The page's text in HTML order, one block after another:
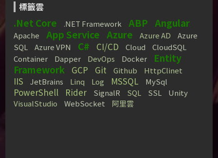
標籤雲
.Net Core .NET Framework ABP Angular
Apache App Service Azure Azure AD
Azure
SQL
Azure VPN C# CI/CD Cloud
CloudSQL
Container
Dapper DevOps Docker
Entity
Framework
GCP Git Github HttpClinet
IIS JetBrains Linq Log MSSQL MySql
PowerShell Rider SignalR SQL SSL
Unity
VisualStudio
WebSocket 阿里雲